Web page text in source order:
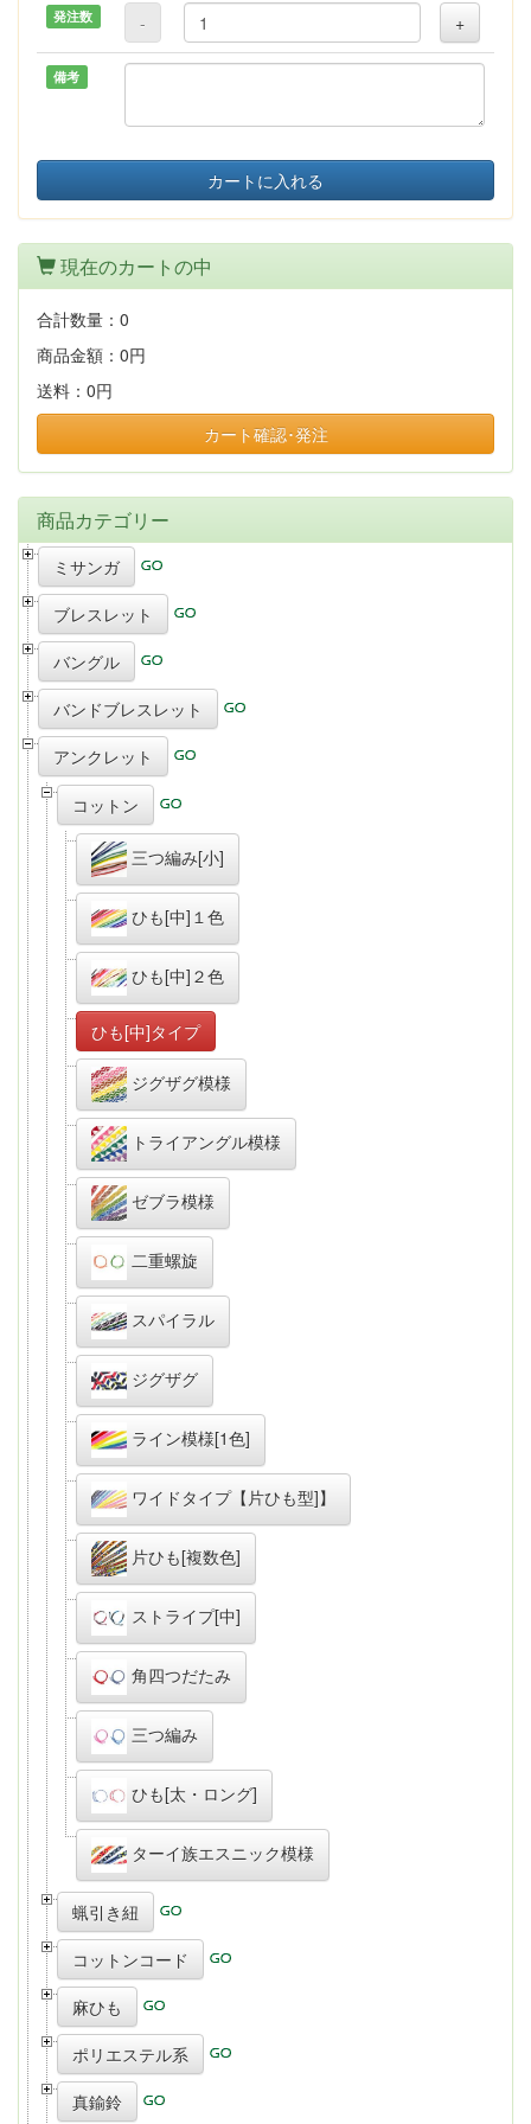
発注数 - +
備考
カートに入れる
現在のカートの中
合計数量： 0
商品金額： 0円
送料： 0円
カート確認･発注
商品カテゴリー
ミサンガ
ブレスレット
バングル
バンドブレスレット
アンクレット
コットン
三つ編み[小]
ひも[中]１色
ひも[中]２色
ひも[中]タイプ
ジグザグ模様
トライアングル模様
ゼブラ模様
二重螺旋
スパイラル
ジグザグ
ライン模様[1色]
ワイドタイプ【片ひも型]】
片ひも[複数色]
ストライプ[中]
角四つだたみ
三つ編み
ひも[太・ロング]
ターイ族エスニック模様
蝋引き紐
コットンコード
麻ひも
ポリエステル系
真鍮鈴